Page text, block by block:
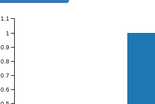
0.6
0.7
0.8
0.9
1
1.1